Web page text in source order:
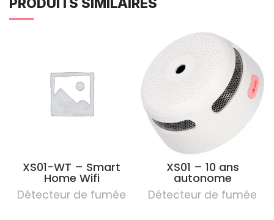
PRODUITS SIMILAIRES
XS01-WT – Smart
Home Wifi
Détecteur de fumée
XS01 – 10 ans
autonome
Détecteur de fumée